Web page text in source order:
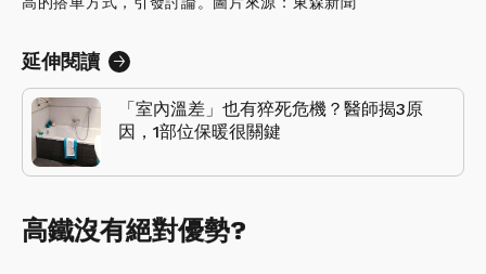
延伸閱讀
「室內溫差」也有猝死危機？醫師揭3原
因，1部位保暖很關鍵
高鐵沒有絕對優勢?